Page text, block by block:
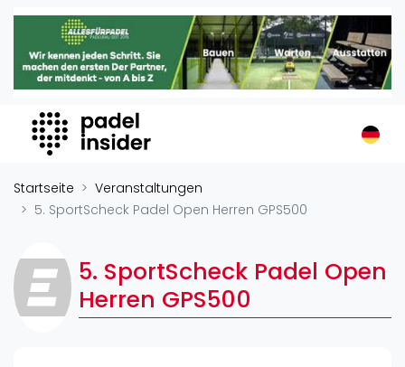
Padel Insider
Home
Organisationen
Buchungssysteme
Padel-Shops
Padel-Marken
Verschiedenes
Veranstaltungen
Startseite
Veranstaltungen
5. SportScheck Padel Open Herren GPS500
5. SportScheck Padel Open
Herren GPS500